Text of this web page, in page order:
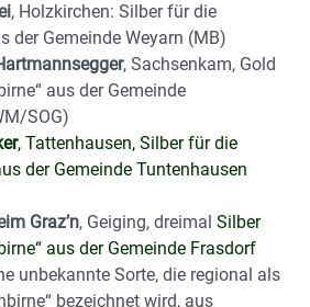
, Holzkirchen: Silber für die
der Gemeinde Weyarn (MB)
, Sachsenkam, Gold
aus der Gemeinde
SOG)
, Tattenhausen, Silber für die
der Gemeinde Tuntenhausen
Graz’n, Geiging, dreimal Silber
aus der Gemeinde Frasdorf
unbekannte Sorte, die regional als
bezeichnet wird, aus